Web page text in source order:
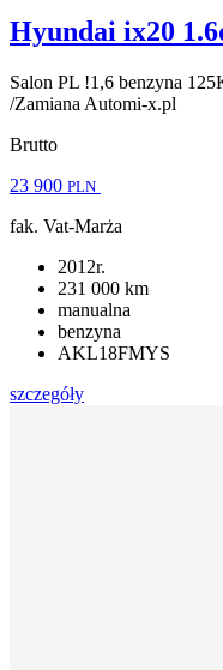
Hyundai ix20
Salon PL !1,6 benzyna
/Zamiana Automi-x.pl
Brutto
23 900 PLN
fak. Vat-Marża
2012r.
231 000 km
manualna
benzyna
AKL18FMYS
szczegóły